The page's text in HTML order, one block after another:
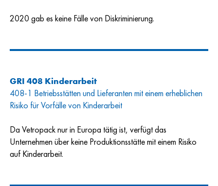
2020 gab es keine Fälle von Diskriminierung.
GRI 408 Kinderarbeit
408-1 Betriebsstätten und Lieferanten mit einem erheblichen
Risiko für Vorfälle von Kinderarbeit
Da Vetropack nur in Europa tätig ist, verfügt das
Unternehmen über keine Produktionsstätte mit einem Risiko
auf Kinderarbeit.